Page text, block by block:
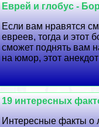
Еврей и глобус -
Если вам нравятся
евреев, тогда и этот
сможет поднять вам
на юмор, этот
19 интересных
Интересные факты о